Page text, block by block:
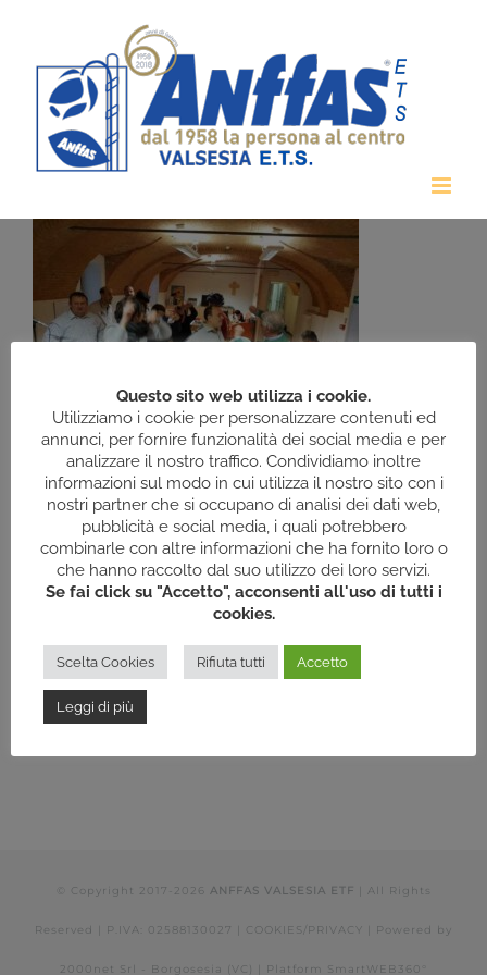
contenuto
© Copyright 2017- 2026 ANFFAS VALSESIA ETF | All Rights
Reserved | P.IVA: 02588130027 | COOKIES/PRIVACY | Powered by
2000net Srl - Borgosesia (VC) | Platform SmartWEB360°
Questo sito web utilizza i cookie.
Utilizziamo i cookie per personalizzare contenuti ed
annunci, per fornire funzionalità dei social media e per
analizzare il nostro traffico. Condividiamo inoltre
informazioni sul modo in cui utilizza il nostro sito con i
nostri partner che si occupano di analisi dei dati web,
pubblicità e social media, i quali potrebbero
combinarle con altre informazioni che ha fornito loro o
che hanno raccolto dal suo utilizzo dei loro servizi.
Se fai click su "Accetto", acconsenti all'uso di tutti i
cookies.
Scelta Cookies Rifiuta tutti Accetto
Leggi di più